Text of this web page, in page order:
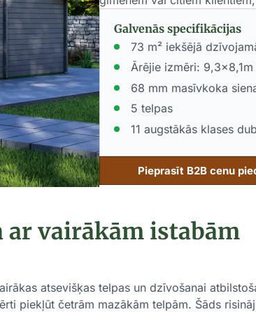
Galvenās specifikācijas
73 m² iekšējā
Ārējie izmēri: 9,3x8,1m
68 mm masīvkoka
5 telpas
11 augstākās klases
Pieprasīt B2B cenu
ar vairākām istabām
atsevišķas telpas un dzīvošanai
piekļūt četrām mazākām telpām. Šāds